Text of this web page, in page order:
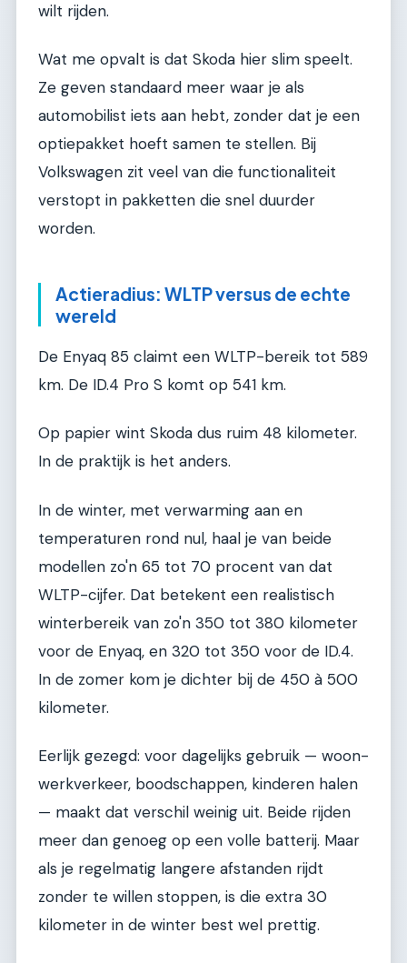
wilt rijden.
Wat me opvalt is dat Skoda hier slim speelt.
Ze geven standaard meer waar je als
automobilist iets aan hebt, zonder dat je een
optiepakket hoeft samen te stellen. Bij
Volkswagen zit veel van die functionaliteit
verstopt in pakketten die snel duurder
worden.
Actieradius: WLTP versus de echte
wereld
De Enyaq 85 claimt een WLTP-bereik tot 589
km. De ID.4 Pro S komt op 541 km.
Op papier wint Skoda dus ruim 48 kilometer.
In de praktijk is het anders.
In de winter, met verwarming aan en
temperaturen rond nul, haal je van beide
modellen zo'n 65 tot 70 procent van dat
WLTP-cijfer. Dat betekent een realistisch
winterbereik van zo'n 350 tot 380 kilometer
voor de Enyaq, en 320 tot 350 voor de ID.4.
In de zomer kom je dichter bij de 450 à 500
kilometer.
Eerlijk gezegd: voor dagelijks gebruik — woon-
werkverkeer, boodschappen, kinderen halen
— maakt dat verschil weinig uit. Beide rijden
meer dan genoeg op een volle batterij. Maar
als je regelmatig langere afstanden rijdt
zonder te willen stoppen, is die extra 30
kilometer in de winter best wel prettig.